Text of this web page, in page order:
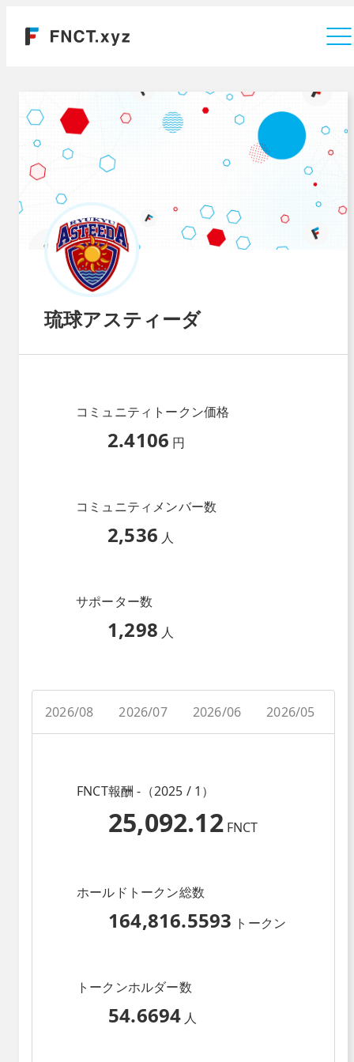
琉球アスティーダ
コミュニティトークン価格
2.4106 円
コミュニティメンバー数
2,536 人
サポーター数
1,298 人
2026/08 2026/07 2026/06 2026/05
FNCT報酬 -（2025 / 1）
25,092.12 FNCT
ホールドトークン総数
164,816.5593 トークン
トークンホルダー数
54.6694 人